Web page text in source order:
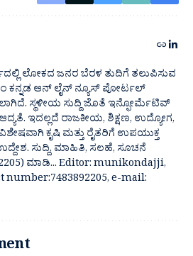
ಲೋಕದ ಜನರ ಬೆರಳ ತುದಿಗೆ ತಲುಪಿಸುವ
ಕನ್ನಡ ಆನ್ ಲೈನ್ ನ್ಯೂಸ್ ಪೋರ್ಟಲ್
ಸ್ಥಳೀಯ ಸುದ್ದಿ ಜೊತೆ ಇನ್ಫೋರ್ಮೆಟಿವ್
ಇದಲ್ಲದೆ ರಾಜಕೀಯ, ಶಿಕ್ಷಣ, ಉದ್ಯೋಗ,
ಕೃಷಿ ಮತ್ತು ರೈತರಿಗೆ ಉಪಯುಕ್ತ
ಸುದ್ದಿ, ಮಾಹಿತಿ, ಸಲಹೆ, ಸೂಚನೆ
ಮಾಡಿ... Editor: munikondajji,
e-mail: